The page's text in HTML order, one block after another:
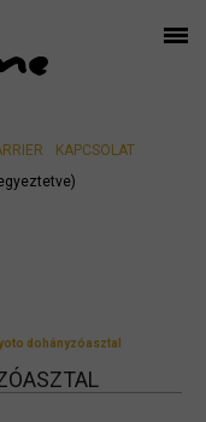
KAPCSOLAT
dohányzóasztal